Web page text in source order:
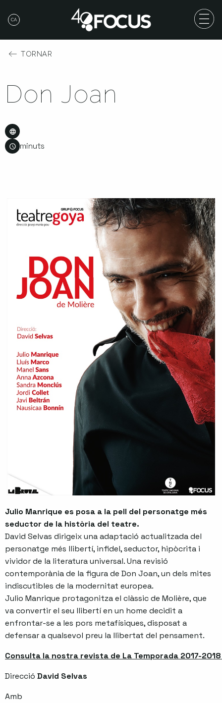
CA
TORNAR
Don Joan
minuts
Julio Manrique es posa a la pell del personatge més
seductor de la història del teatre.
David Selvas dirigeix una adaptació actualitzada del
personatge més llibertí, infidel, seductor, hipòcrita i
vividor de la literatura universal. Una revisió
contemporània de la figura de Don Joan, un dels mites
indiscutibles de la modernitat europea.
Julio Manrique protagonitza el clàssic de Molière, que
va convertir el seu llibertí en un home decidit a
enfrontar-se a les pors metafísiques, disposat a
defensar a qualsevol preu la llibertat del pensament.
Consulta la nostra revista de La Temporada 2017-
Direcció David Selvas
Amb